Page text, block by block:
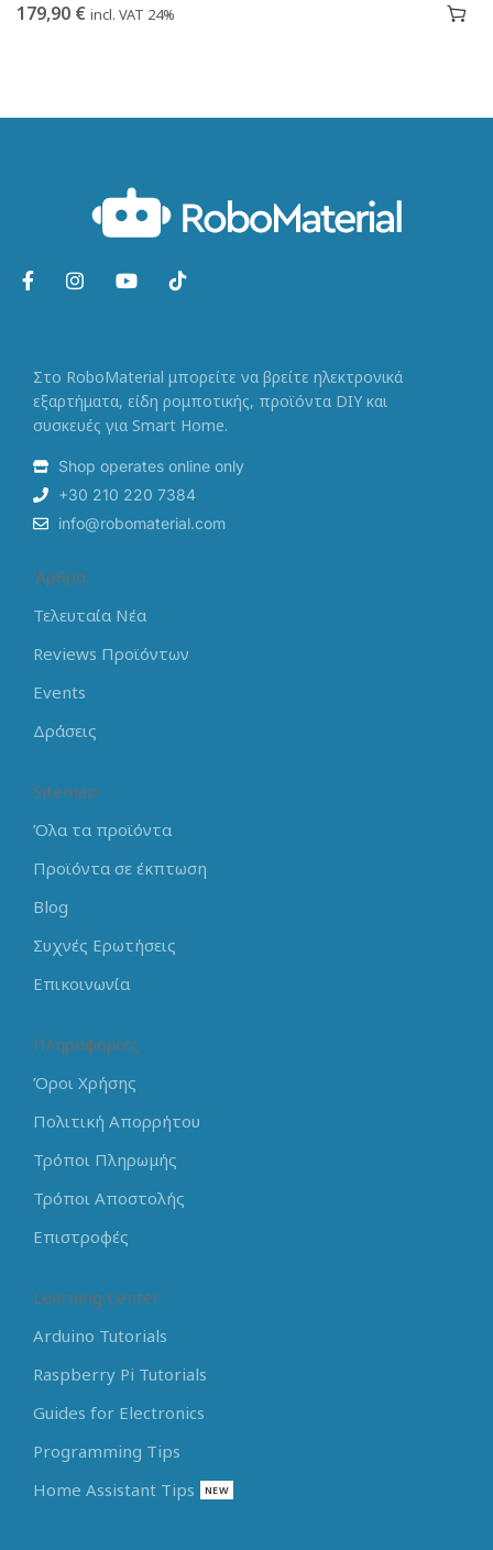
179,90 € incl. VAT 24%
Στο RoboMaterial μπορείτε να βρείτε ηλεκτρονικά
εξαρτήματα, είδη ρομποτικής, προϊόντα DIY και
συσκευές για Smart Home.
Shop operates online only
+30 210 220 7384
info@robomaterial.com
Άρθρα
Τελευταία Νέα
Reviews Προϊόντων
Events
Δράσεις
Sitemap
Όλα τα προϊόντα
Προϊόντα σε έκπτωση
Blog
Συχνές Ερωτήσεις
Επικοινωνία
Πληροφορίες
Όροι Χρήσης
Πολιτική Απορρήτου
Τρόποι Πληρωμής
Τρόποι Αποστολής
Επιστροφές
Learning Center
Arduino Tutorials
Raspberry Pi Tutorials
Guides for Electronics
Programming Tips
Home Assistant Tips
NEW